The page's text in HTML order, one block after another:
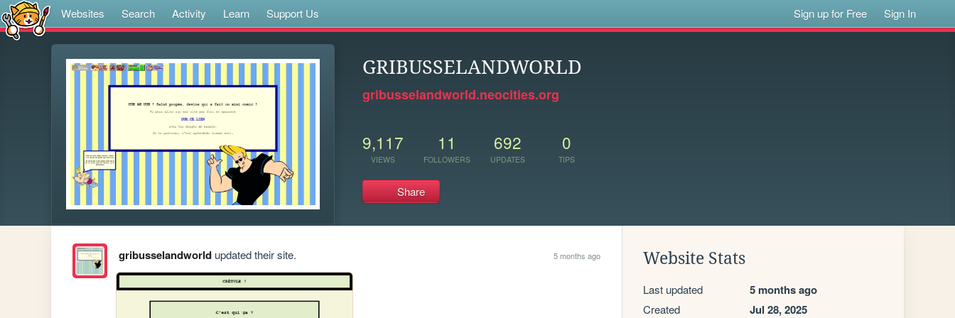
Websites Search Activity Learn Support Us Sign up for Free Sign In
GRIBUSSELANDWORLD
gribusselandworld.neocities.org
9,117
VIEWS
11
FOLLOWERS
692
UPDATES
0
TIPS
Share
gribusselandworldupdated their site. 5 months ago Website Stats
Last updated 5 months ago
Created Jul 28, 2025